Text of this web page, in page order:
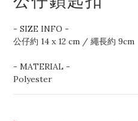
- SIZE INFO -
公仔約 14 x 12 cm / 繩長約 9cm
- MATERIAL -
Polyester